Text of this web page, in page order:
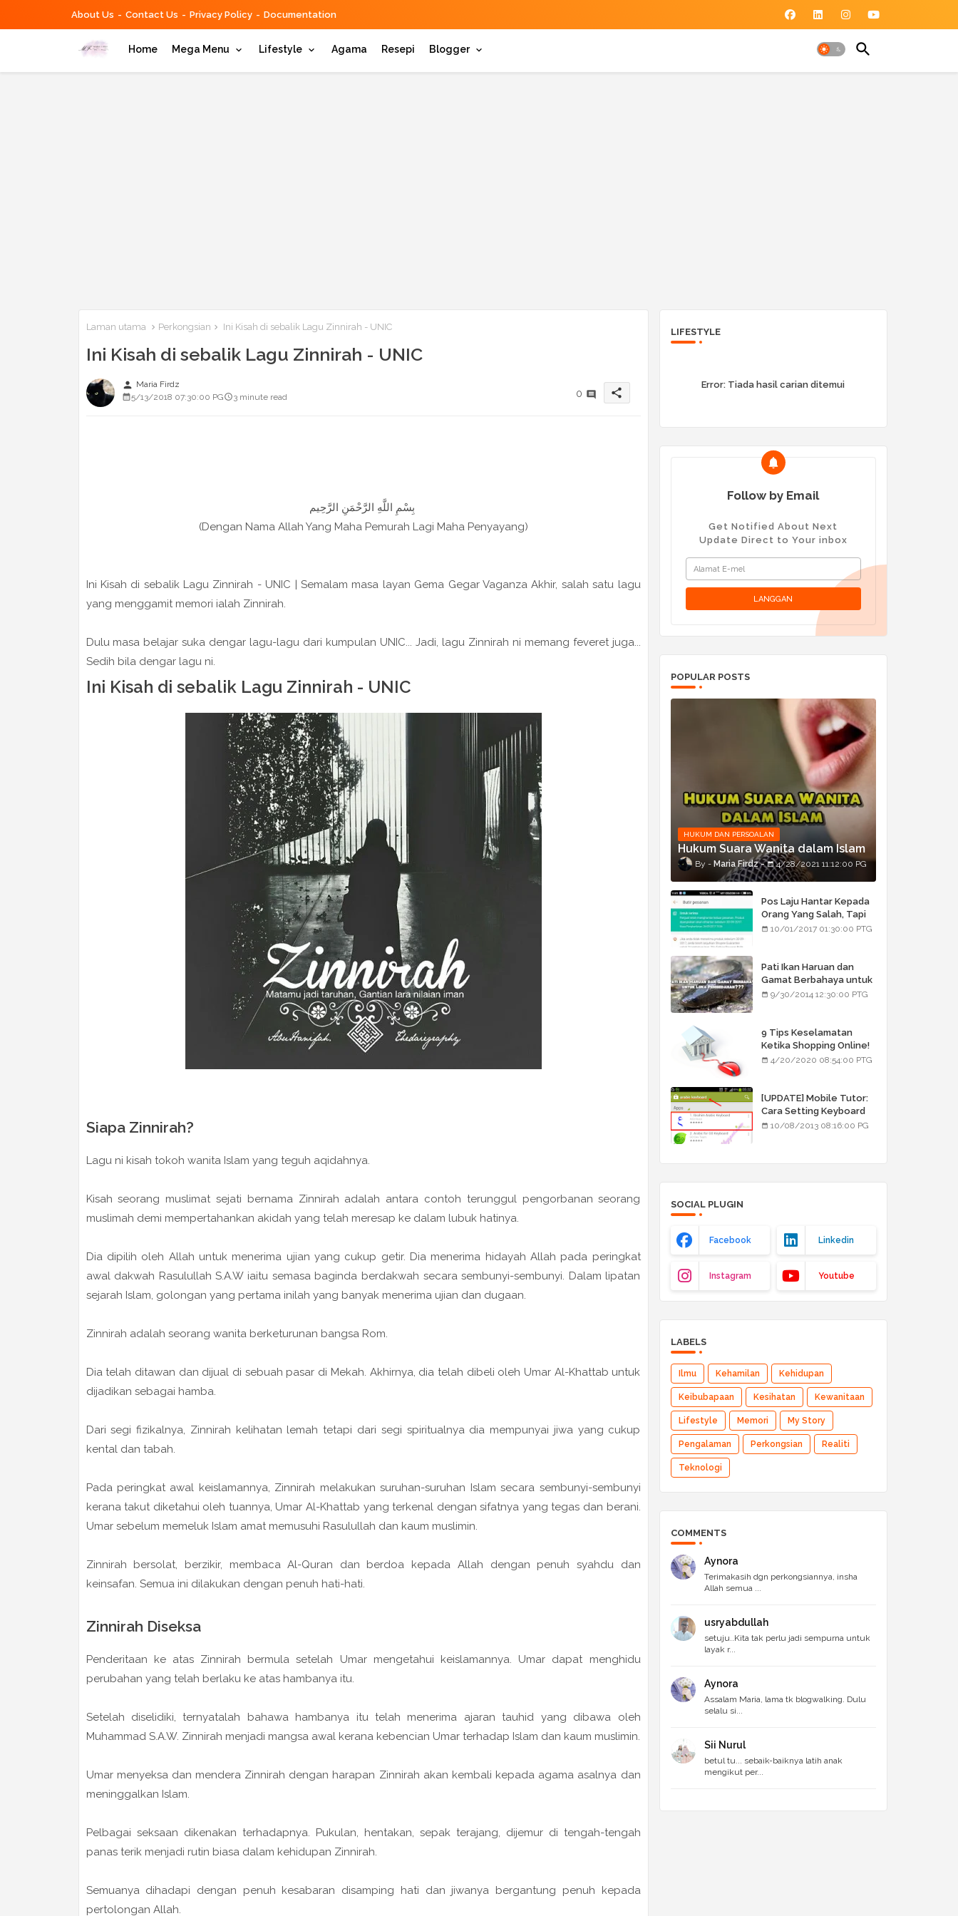
About Us Contact Us Privacy Policy Documentation
Home Mega Menu Lifestyle Agama Resepi Blogger
Laman utama Perkongsian Ini Kisah di sebalik Lagu Zinnirah - UNIC
Ini Kisah di sebalik Lagu Zinnirah - UNIC
person Maria Firdz
5/13/2018 07:30:00 PG
3 minute read 0 share
(Dengan Nama Allah Yang Maha Pemurah Lagi Maha Penyayang)
Ini Kisah di sebalik Lagu Zinnirah - UNIC | Semalam masa layan Gema Gegar Vaganza Akhir, salah satu lagu
yang menggamit memori ialah Zinnirah.
Dulu masa belajar suka dengar lagu-lagu dari kumpulan UNIC... Jadi, lagu Zinnirah ni memang feveret juga...
Sedih bila dengar lagu ni.
Ini Kisah di sebalik Lagu Zinnirah - UNIC
Siapa Zinnirah?
Lagu ni kisah tokoh wanita Islam yang teguh aqidahnya.
Kisah seorang muslimat sejati bernama Zinnirah adalah antara contoh terunggul pengorbanan seorang
muslimah demi mempertahankan akidah yang telah meresap ke dalam lubuk hatinya.
Dia dipilih oleh Allah untuk menerima ujian yang cukup getir. Dia menerima hidayah Allah pada peringkat
awal dakwah Rasulullah S.A.W iaitu semasa baginda berdakwah secara sembunyi-sembunyi. Dalam lipatan
sejarah Islam, golongan yang pertama inilah yang banyak menerima ujian dan dugaan.
Zinnirah adalah seorang wanita berketurunan bangsa Rom.
Dia telah ditawan dan dijual di sebuah pasar di Mekah. Akhirnya, dia telah dibeli oleh Umar Al-Khattab untuk
dijadikan sebagai hamba.
Dari segi fizikalnya, Zinnirah kelihatan lemah tetapi dari segi spiritualnya dia mempunyai jiwa yang cukup
kental dan tabah.
Pada peringkat awal keislamannya, Zinnirah melakukan suruhan-suruhan Islam secara sembunyi-sembunyi
kerana takut diketahui oleh tuannya, Umar Al-Khattab yang terkenal dengan sifatnya yang tegas dan berani.
Umar sebelum memeluk Islam amat memusuhi Rasulullah dan kaum muslimin.
Zinnirah bersolat, berzikir, membaca Al-Quran dan berdoa kepada Allah dengan penuh syahdu dan
keinsafan. Semua ini dilakukan dengan penuh hati-hati.
Zinnirah Diseksa
Penderitaan ke atas Zinnirah bermula setelah Umar mengetahui keislamannya. Umar dapat menghidu
perubahan yang telah berlaku ke atas hambanya itu.
Setelah diselidiki, ternyatalah bahawa hambanya itu telah menerima ajaran tauhid yang dibawa oleh
Muhammad S.A.W. Zinnirah menjadi mangsa awal kerana kebencian Umar terhadap Islam dan kaum muslimin.
Umar menyeksa dan mendera Zinnirah dengan harapan Zinnirah akan kembali kepada agama asalnya dan
meninggalkan Islam.
Pelbagai seksaan dikenakan terhadapnya. Pukulan, hentakan, sepak terajang, dijemur di tengah-tengah
panas terik menjadi rutin biasa dalam kehidupan Zinnirah.
Semuanya dihadapi dengan penuh kesabaran disamping hati dan jiwanya bergantung penuh kepada
pertolongan Allah.
LIFESTYLE
Error: Tiada hasil carian ditemui
Follow by Email
Get Notified About Next
Update Direct to Your inbox
POPULAR POSTS
HUKUM DAN PERSOALAN
Hukum Suara Wanita dalam Islam
Maria Firdz 4/28/2021 11:12:00 PG
Pos Laju Hantar Kepada
Orang Yang Salah, Tapi
Orang Tu Pula Terima
10/01/2017 01:30:00 PTG
Pati Ikan Haruan dan
Gamat Berbahaya untuk
Luka Pembedahan???
9/30/2014 12:30:00 PTG
9 Tips Keselamatan
Ketika Shopping Online!
4/20/2020 08:54:00 PTG
[UPDATE] Mobile Tutor:
Cara Setting Keyboard
Arab/Jawi
10/08/2013 08:16:00 PG
SOCIAL PLUGIN
Facebook Linkedin
Instagram Youtube
LABELS
Ilmu Kehamilan Kehidupan
Keibubapaan Kesihatan Kewanitaan
Lifestyle Memori My Story
Pengalaman Perkongsian Realiti
Teknologi
COMMENTS
Aynora
Terimakasih dgn perkongsiannya, insha
Allah semua ...
usryabdullah
setuju..Kita tak perlu jadi sempurna untuk
layak r...
Aynora
Assalam Maria, lama tk blogwalking. Dulu
selalu si...
Sii Nurul
betul tu... sebaik-baiknya latih anak
mengikut per...